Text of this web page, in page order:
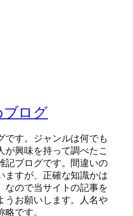
ログ
です。ジャンルは何でも
が興味を持って調べたこ
記ブログです。間違いの
ますが、正確な知識かは
なので当サイトの記事を
うお願いします。人名や
です。